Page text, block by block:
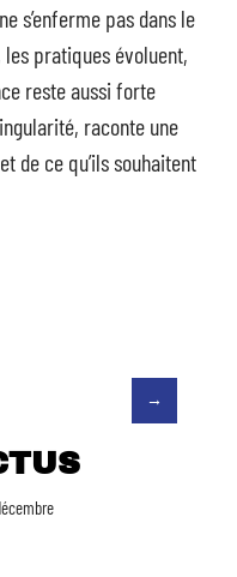
s’enferme pas dans le
pratiques évoluent,
reste aussi forte
raconte une
de ce qu’ils souhaitent